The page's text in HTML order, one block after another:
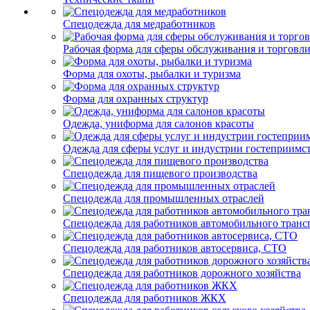
Спецодежда для медработников
Рабочая форма для сферы обслуживания и торговли
Форма для охоты, рыбалки и туризма
Форма для охранных структур
Одежда, униформа для салонов красоты
Одежда для сферы услуг и индустрии
Спецодежда для пищевого производства
Спецодежда для промышленных отраслей
Спецодежда для работников автомобильного
Спецодежда для работников автосервиса, СТО
Спецодежда для работников дорожного хозяйства
Спецодежда для работников ЖКХ